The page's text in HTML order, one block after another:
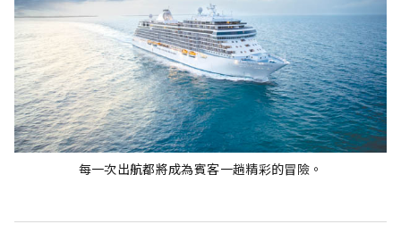
每一次出航都將成為賓客一趟精彩的冒險。